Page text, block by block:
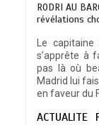
RODRI AU
révélations
Le
s’apprête à
pas là où
Madrid lui
en faveur du
ACTUALITE